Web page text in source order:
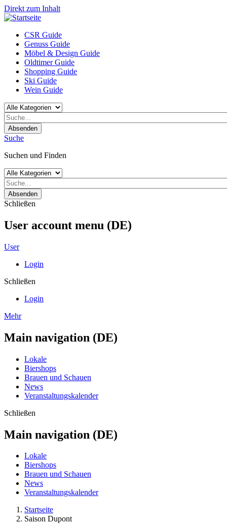
Direkt zum Inhalt
CSR Guide
Genuss Guide
Möbel & Design Guide
Oldtimer Guide
Shopping Guide
Ski Guide
Wein Guide
Absenden
Suche
Suchen und Finden
Absenden
Schließen
User account menu (DE)
User
Login
Schließen
Login
Mehr
Main navigation (DE)
Lokale
Biershops
Brauen und Schauen
News
Veranstaltungskalender
Schließen
Main navigation (DE)
Lokale
Biershops
Brauen und Schauen
News
Veranstaltungskalender
Startseite
Saison Dupont